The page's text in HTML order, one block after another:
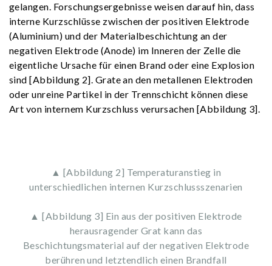
gelangen. Forschungsergebnisse weisen darauf hin, dass
interne Kurzschlüsse zwischen der positiven Elektrode
(Aluminium) und der Materialbeschichtung an der
negativen Elektrode (Anode) im Inneren der Zelle die
eigentliche Ursache für einen Brand oder eine Explosion
sind [Abbildung 2]. Grate an den metallenen Elektroden
oder unreine Partikel in der Trennschicht können diese
Art von internem Kurzschluss verursachen [Abbildung 3].
▲ [Abbildung 2] Temperaturanstieg in
unterschiedlichen internen Kurzschlussszenarien
▲ [Abbildung 3] Ein aus der positiven Elektrode
herausragender Grat kann das
Beschichtungsmaterial auf der negativen Elektrode
berühren und letztendlich einen Brandfall